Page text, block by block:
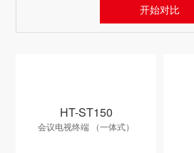
开始对比
HT-ST150
会议电视终端 （一体式）